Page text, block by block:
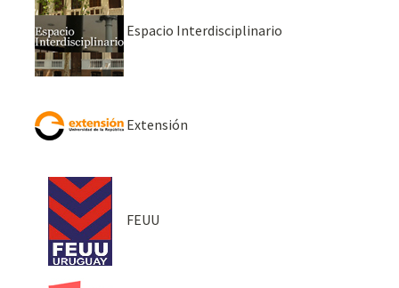
Espacio Interdisciplinario
Extensión
FEUU